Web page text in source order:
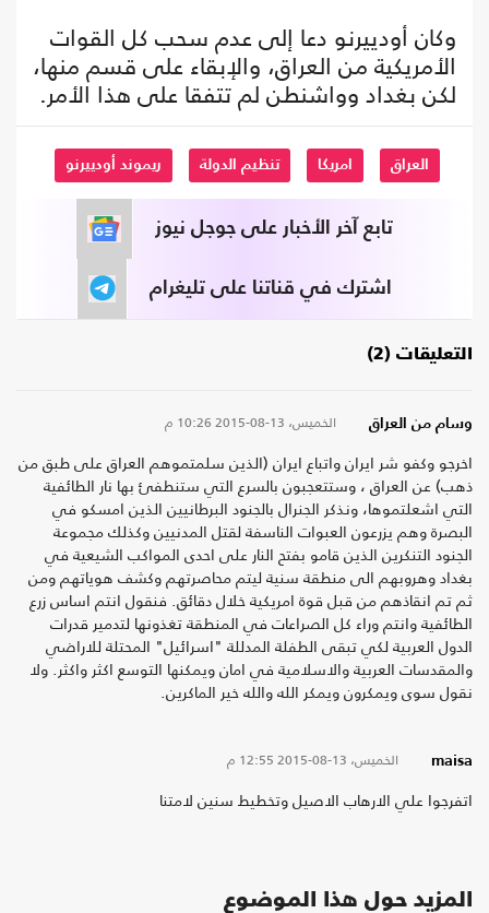
وكان أودييرنو دعا إلى عدم سحب كل القوات
الأمريكية من العراق، والإبقاء على قسم منها،
لكن بغداد وواشنطن لم تتفقا على هذا الأمر.
العراق امريكا تنظيم الدولة ريموند أودييرنو
تابع آخر الأخبار على جوجل نيوز
اشترك في قناتنا على تليغرام
التعليقات (2)
وسام من العراق الخميس، 13-08-2015 10:26 م
اخرجو وكفو شر ايران واتباع ايران (الذين سلمتموهم العراق على طبق من
ذهب) عن العراق ، وستتعجبون بالسرع التي ستنطفئ بها نار الطائفية
التي اشعلتموها، ونذكر الجنرال بالجنود البرطانيين الذين امسكو في
البصرة وهم يزرعون العبوات الناسفة لقتل المدنيين وكذلك مجموعة
الجنود التنكرين الذين قامو بفتح النار على احدى المواكب الشيعية في
بغداد وهروبهم الى منطقة سنية ليتم محاصرتهم وكشف هوياتهم ومن
ثم تم انقاذهم من قبل قوة امريكية خلال دقائق. فنقول انتم اساس زرع
الطائفية وانتم وراء كل الصراعات في المنطقة تغذونها لتدمير قدرات
الدول العربية لكي تبقى الطفلة المدللة "اسرائيل" المحتلة للاراضي
والمقدسات العربية والاسلامية في امان ويمكنها التوسع اكثر واكثر. ولا
نقول سوى ويمكرون ويمكر الله والله خير الماكرين.
maisa الخميس، 13-08-2015 12:55 م
اتفرجوا علي الارهاب الاصيل وتخطيط سنين لامتنا
المزيد حول هذا الموضوع